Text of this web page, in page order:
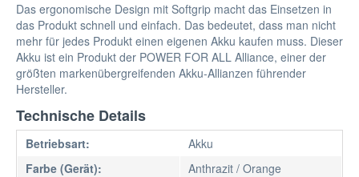
Das ergonomische Design mit Softgrip macht das Einsetzen in
das Produkt schnell und einfach. Das bedeutet, dass man nicht
mehr für jedes Produkt einen eigenen Akku kaufen muss. Dieser
Akku ist ein Produkt der POWER FOR ALL Alliance, einer der
größten markenübergreifenden Akku-Allianzen führender
Hersteller.
Technische Details
Betriebsart:
Akku
Farbe (Gerät):
Anthrazit / Orange